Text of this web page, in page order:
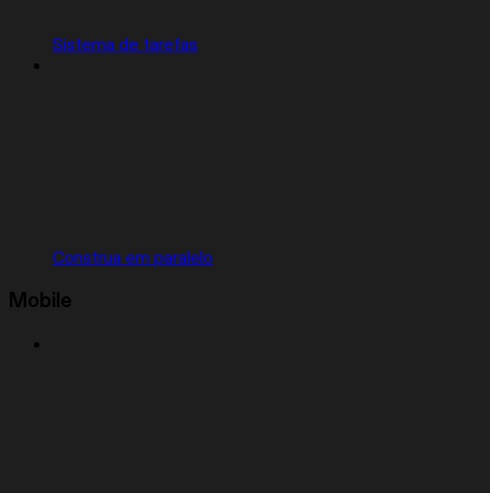
Sistema de tarefas
Construa em paralelo
Mobile